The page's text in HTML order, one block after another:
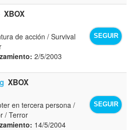
XBOX
SEGUIR
de acción / Survival
2/5/2003
XBOX
SEGUIR
en tercera persona /
/ Terror
14/5/2004